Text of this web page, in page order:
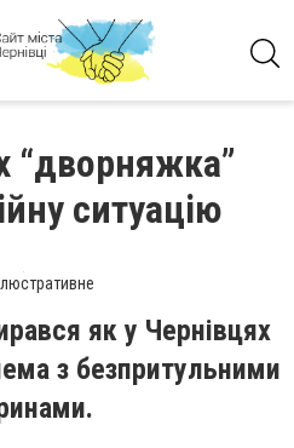
“дворняжка”
ситуацію
як у Чернівцях
з безпритульними